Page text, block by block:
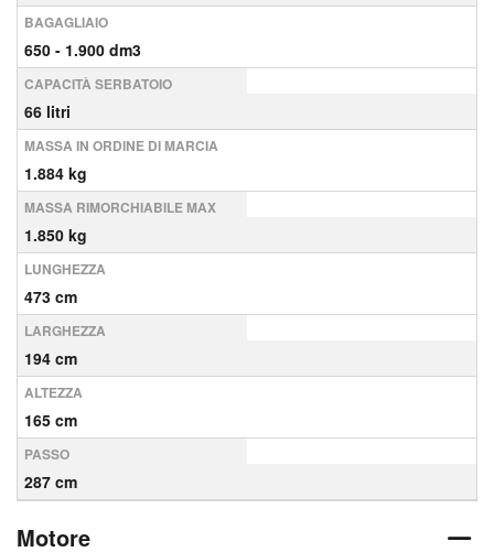
BAGAGLIAIO
650 - 1.900 dm3
CAPACITÀ SERBATOIO
66 litri
MASSA IN ORDINE DI MARCIA
1.884 kg
MASSA RIMORCHIABILE MAX
1.850 kg
LUNGHEZZA
473 cm
LARGHEZZA
194 cm
ALTEZZA
165 cm
PASSO
287 cm
Motore